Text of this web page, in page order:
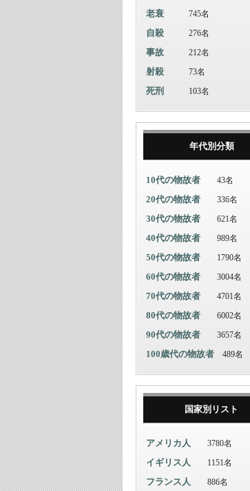
老衰 745名
自殺 276名
事故 212名
射殺 73名
死刑 103名
年代別分類
10代の物故者 43名
20代の物故者 336名
30代の物故者 621名
40代の物故者 989名
50代の物故者 1790名
60代の物故者 3004名
70代の物故者 4701名
80代の物故者 6002名
90代の物故者 3657名
100歳代の物故者 489名
国家別リスト
アメリカ人 3780名
イギリス人 1151名
フランス人 886名